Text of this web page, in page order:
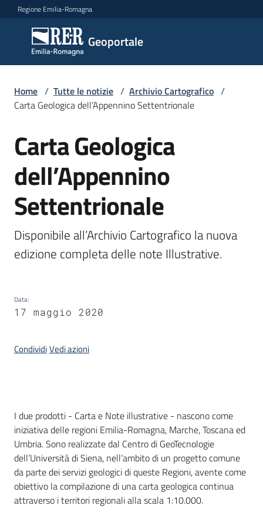
Vai al contenuto
Vai alla navigazione
Vai al footer
Regione Emilia-Romagna
Geoportale
Geoportale
Catalogo
dati,
metadati
Visualizza
dati
line
i
dati
Approfondimenti
Archivio
cartografico
Seguici
su
Home / Tutte le notizie / Archivio Cartografico /
Carta Geologica dell’Appennino Settentrionale
Salta al contenuto
Carta Geologica
dell’Appennino
Settentrionale
Disponibile all’Archivio Cartografico la nuova
edizione completa delle note Illustrative.
Data:
17 maggio 2020
CondividiVedi azioni
Introduzione
I due prodotti - Carta e Note illustrative - nascono come
iniziativa delle regioni Emilia-Romagna, Marche, Toscana ed
Umbria. Sono realizzate dal Centro di GeoTecnologie
dell’Università di Siena, nell’ambito di un progetto comune
da parte dei servizi geologici di queste Regioni, avente come
obiettivo la compilazione di una carta geologica continua
attraverso i territori regionali alla scala 1:10.000.